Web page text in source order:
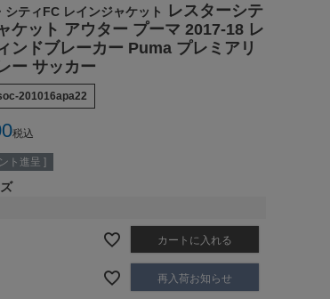
シティFC レインジャケット
レスターシテ
ケット アウター プーマ 2017-18 レ
ンドブレーカー Puma プレミアリ
ー サッカー
201016apa22
税込
ト進呈 ]
カートに入れる
再入荷お知らせ